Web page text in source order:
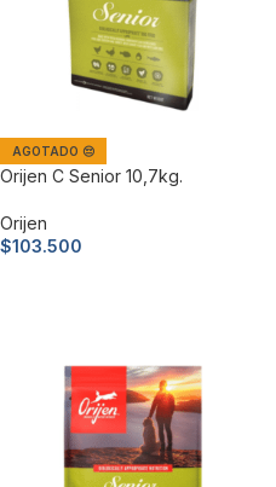
AGOTADO 😔
Orijen C Senior 10,7kg.
Orijen
$103.500